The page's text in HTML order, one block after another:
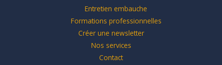
Entretien embauche
Formations professionnelles
Créer une newsletter
Nos services
Contact